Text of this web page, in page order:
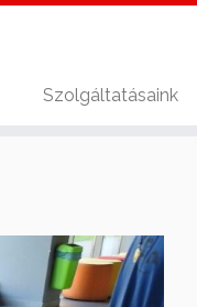
Szolgáltatásaink